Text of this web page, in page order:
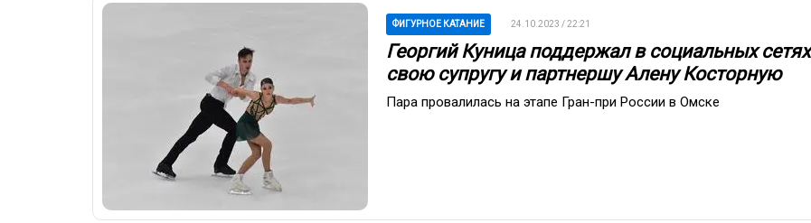
ФИГУРНОЕ КАТАНИЕ 24.10.2023 / 22:21
Георгий Куница поддержал в социальных сетях
свою супругу и партнершу Алену Косторную
Пара провалилась на этапе Гран-при России в Омске